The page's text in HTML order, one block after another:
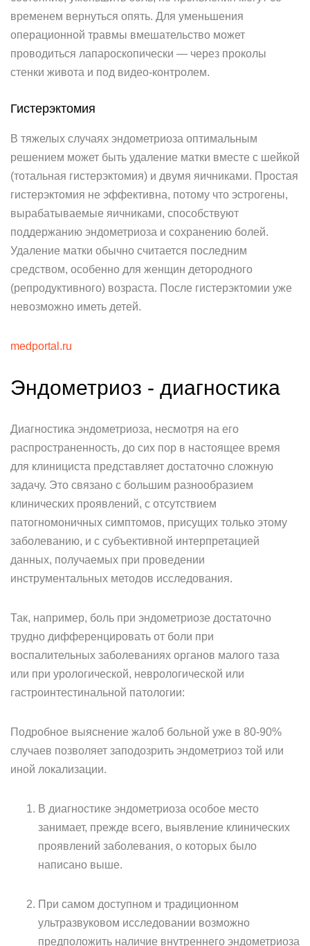
временем вернуться опять. Для уменьшения
операционной травмы вмешательство может
проводиться лапароскопически — через проколы
стенки живота и под видео-контролем.
Гистерэктомия
В тяжелых случаях эндометриоза оптимальным
решением может быть удаление матки вместе с шейкой
(тотальная гистерэктомия) и двумя яичниками. Простая
гистерэктомия не эффективна, потому что эстрогены,
вырабатываемые яичниками, способствуют
поддержанию эндометриоза и сохранению болей.
Удаление матки обычно считается последним
средством, особенно для женщин детородного
(репродуктивного) возраста. После гистерэктомии уже
невозможно иметь детей.
medportal.ru
Эндометриоз - диагностика
Диагностика эндометриоза, несмотря на его
распространенность, до сих пор в настоящее время
для клинициста представляет достаточно сложную
задачу. Это связано с большим разнообразием
клинических проявлений, с отсутствием
патогномоничных симптомов, присущих только этому
заболеванию, и с субъективной интерпретацией
данных, получаемых при проведении
инструментальных методов исследования.
Так, например, боль при эндометриозе достаточно
трудно дифференцировать от боли при
воспалительных заболеваниях органов малого таза
или при урологической, неврологической или
гастроинтестинальной патологии:
Подробное выяснение жалоб больной уже в 80-90%
случаев позволяет заподозрить эндометриоз той или
иной локализации.
В диагностике эндометриоза особое место
занимает, прежде всего, выявление клинических
проявлений заболевания, о которых было
написано выше.
При самом доступном и традиционном
ультразвуковом исследовании возможно
предположить наличие внутреннего эндометриоза